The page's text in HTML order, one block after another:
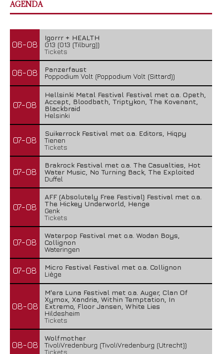
AGENDA
06-08
Igorrr + HEALTH
013 (013 (Tilburg))
Tickets
06-08
Panzerfaust
Poppodium Volt (Poppodium Volt (Sittard))
07-08
Hellsinki Metal Festival Festival met o.a. Opeth,
Accept, Bloodbath, Triptykon, The Kovenant,
Blackbraid
Helsinki
07-08
Suikerrock Festival met o.a. Editors, Hiqpy
Tienen
Tickets
07-08
Brakrock Festival met o.a. The Casualties, Hot
Water Music, No Turning Back, The Exploited
Duffel
07-08
AFF (Absolutely Free Festival) Festival met o.a.
The Hickey Underworld, Henge
Genk
Tickets
07-08
Waterpop Festival met o.a. Wodan Boys,
Collignon
Wateringen
07-08
Micro Festival Festival met o.a. Collignon
Liège
08-08
M'era Luna Festival met o.a. Auger, Clan Of
Xymox, Xandria, Within Temptation, In
Extremo, Floor Jansen, White Lies
Hildesheim
Tickets
08-08
Wolfmother
TivoliVredenburg (TivoliVredenburg (Utrecht))
Tickets